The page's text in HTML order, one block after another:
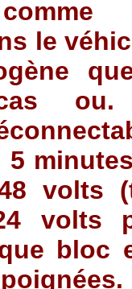
le
ou.
5
volts
volts
bloc